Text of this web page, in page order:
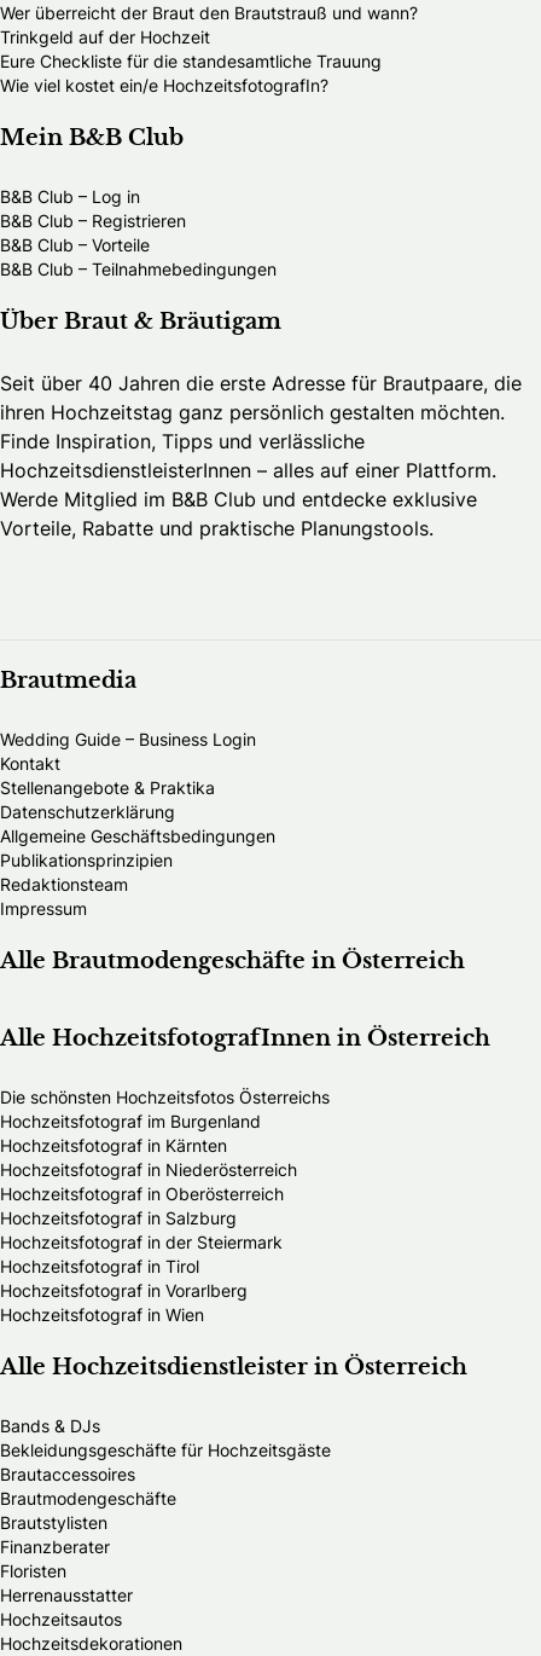
Wer überreicht der Braut den Brautstrauß und wann?
Trinkgeld auf der Hochzeit
Eure Checkliste für die standesamtliche Trauung
Wie viel kostet ein/e HochzeitsfotografIn?
Mein B&B Club
B&B Club – Log in
B&B Club – Registrieren
B&B Club – Vorteile
B&B Club – Teilnahmebedingungen
Über Braut & Bräutigam
Seit über 40 Jahren die erste Adresse für Brautpaare, die
ihren Hochzeitstag ganz persönlich gestalten möchten.
Finde Inspiration, Tipps und verlässliche
HochzeitsdienstleisterInnen – alles auf einer Plattform.
Werde Mitglied im B&B Club und entdecke exklusive
Vorteile, Rabatte und praktische Planungstools.
Brautmedia
Wedding Guide – Business Login
Kontakt
Stellenangebote & Praktika
Datenschutzerklärung
Allgemeine Geschäftsbedingungen
Publikationsprinzipien
Redaktionsteam
Impressum
Alle Brautmodengeschäfte in Österreich
Alle HochzeitsfotografInnen in Österreich
Die schönsten Hochzeitsfotos Österreichs
Hochzeitsfotograf im Burgenland
Hochzeitsfotograf in Kärnten
Hochzeitsfotograf in Niederösterreich
Hochzeitsfotograf in Oberösterreich
Hochzeitsfotograf in Salzburg
Hochzeitsfotograf in der Steiermark
Hochzeitsfotograf in Tirol
Hochzeitsfotograf in Vorarlberg
Hochzeitsfotograf in Wien
Alle Hochzeitsdienstleister in Österreich
Bands & DJs
Bekleidungsgeschäfte für Hochzeitsgäste
Brautaccessoires
Brautmodengeschäfte
Brautstylisten
Finanzberater
Floristen
Herrenausstatter
Hochzeitsautos
Hochzeitsdekorationen